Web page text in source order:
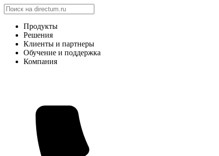
Продукты
Решения
Клиенты и партнеры
Обучение и поддержка
Компания